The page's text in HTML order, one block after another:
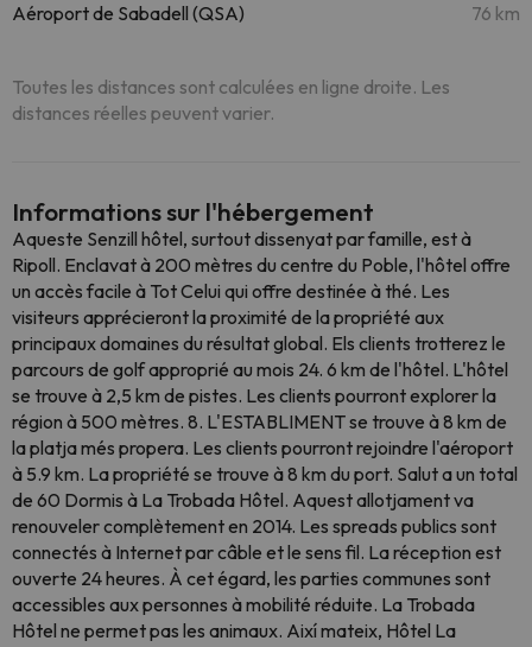
Aéroport de Sabadell (QSA) 76 km
Toutes les distances sont calculées en ligne droite. Les
distances réelles peuvent varier.
Informations sur l'hébergement
Aqueste Senzill hôtel, surtout dissenyat par famille, est à
Ripoll. Enclavat à 200 mètres du centre du Poble, l'hôtel offre
un accès facile à Tot Celui qui offre destinée à thé. Les
visiteurs apprécieront la proximité de la propriété aux
principaux domaines du résultat global. Els clients trotterez le
parcours de golf approprié au mois 24. 6 km de l'hôtel. L'hôtel
se trouve à 2,5 km de pistes. Les clients pourront explorer la
région à 500 mètres. 8. L'ESTABLIMENT se trouve à 8 km de
la platja més propera. Les clients pourront rejoindre l'aéroport
à 5.9 km. La propriété se trouve à 8 km du port. Salut a un total
de 60 Dormis à La Trobada Hôtel. Aquest allotjament va
renouveler complètement en 2014. Les spreads publics sont
connectés à Internet par câble et le sens fil. La réception est
ouverte 24 heures. À cet égard, les parties communes sont
accessibles aux personnes à mobilité réduite. La Trobada
Hôtel ne permet pas les animaux. Així mateix, Hôtel La